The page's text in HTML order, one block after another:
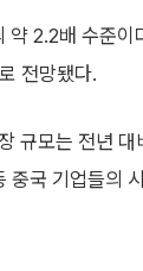
2.2배 수준이
전망됐다.
규모는 전년
국 기업들의